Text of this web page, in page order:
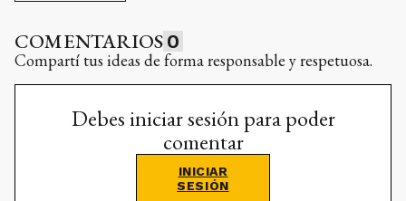
COMENTARIOS 0
Compartí tus ideas de forma responsable y respetuosa.
Debes iniciar sesión para poder
comentar
INICIAR
SESIÓN